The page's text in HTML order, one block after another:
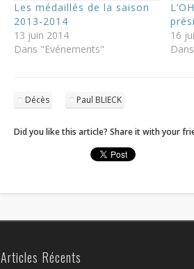
Les médaillés de la saison
2013-2014
13 juin 2014
Dans "Evénements"
16
Décès Paul BLIECK
Did you like this article? Share it with your
Articles Récents